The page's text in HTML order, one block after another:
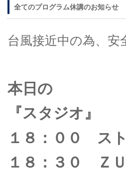
全てのプログラム休講のお知らせ
台風接近中の為、安
本日の
『スタジオ』
１８：００ ス
１８：３０ Ｚ